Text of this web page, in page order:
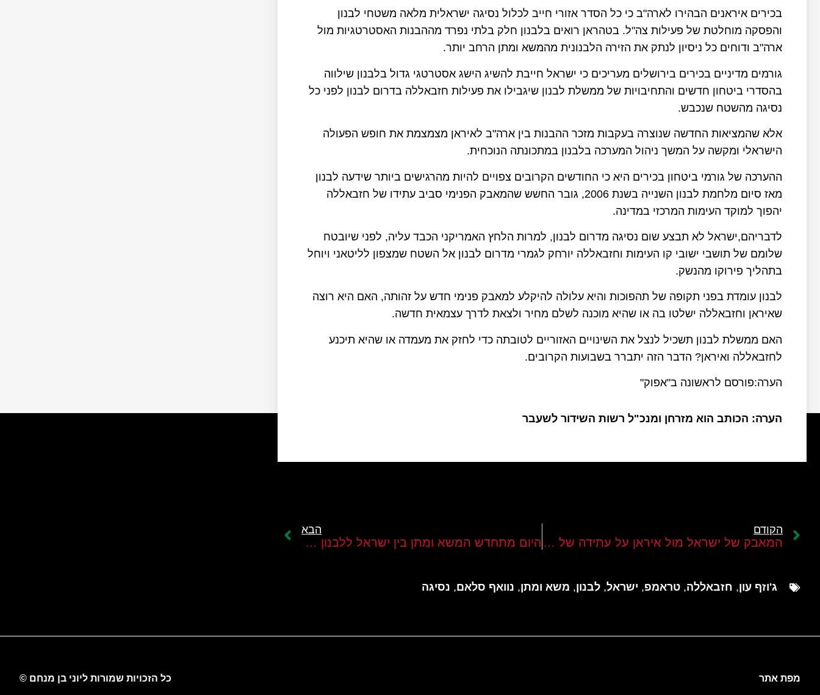
בכירים איראנים הבהירו לארה"ב כי כל הסדר אזורי חייב לכלול נסיגה ישראלית מלאה משטחי לבנון
והפסקה מוחלטת של פעילות צה"ל. בטהראן רואים בלבנון חלק בלתי נפרד מההבנות האסטרטגיות מול
ארה"ב ודוחים כל ניסיון לנתק את הזירה הלבנונית מהמשא ומתן הרחב יותר.
גורמים מדיניים בכירים בירושלים מעריכים כי ישראל חייבת להשיג הישג אסטרטגי גדול בלבנון שילווה
בהסדרי ביטחון חדשים והתחיבויות של ממשלת לבנון שיגבילו את פעילות חזבאללה בדרום לבנון לפני כל
נסיגה מהשטח שנכבש.
אלא שהמציאות החדשה שנוצרה בעקבות מזכר ההבנות בין ארה"ב לאיראן מצמצמת את חופש הפעולה
הישראלי ומקשה על המשך ניהול המערכה בלבנון במתכונתה הנוכחית.
ההערכה של גורמי ביטחון בכירים היא כי החודשים הקרובים צפויים להיות מהרגישים ביותר שידעה לבנון
מאז סיום מלחמת לבנון השנייה בשנת 2006, גובר החשש שהמאבק הפנימי סביב עתידו של חזבאללה
יהפוך למוקד העימות המרכזי במדינה.
לדבריהם,ישראל לא תבצע שום נסיגה מדרום לבנון, למרות הלחץ האמריקני הכבד עליה, לפני שיובטח
שלומם של תושבי ישובי קו העימות וחזבאללה יורחק לגמרי מדרום לבנון אל השטח שמצפון לליטאני ויוחל
בתהליך פירוקו מהנשק.
לבנון עומדת בפני תקופה של תהפוכות והיא עלולה להיקלע למאבק פנימי חדש על זהותה, האם היא רוצה
שאיראן וחזבאללה ישלטו בה או שהיא מוכנה לשלם מחיר ולצאת לדרך עצמאית חדשה.
האם ממשלת לבנון תשכיל לנצל את השינויים האזוריים לטובתה כדי לחזק את מעמדה או שהיא תיכנע
לחזבאללה ואיראן? הדבר הזה יתברר בשבועות הקרובים.
הערה:פורסם לראשונה ב"אפוק"
הערה: הכותב הוא מזרחן ומנכ"ל רשות השידור לשעבר
הקודם
המאבק של ישראל מול איראן על עתידה של לבנון
הבא
היום מתחדש המשא ומתן בין ישראל ללבנון בחסות אמריקנית
ג'וזף עון, חזבאללה, טראמפ, ישראל, לבנון, משא ומתן, נוואף סלאם, נסיגה
מפת אתר כל הזכויות שמורות ליוני בן מנחם ©